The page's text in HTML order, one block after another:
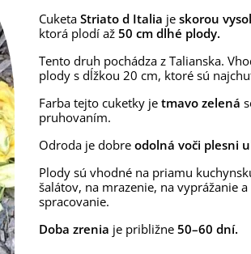
Cuketa Striato d Italia je skorou
ktorá plodí až 50 cm dlhé plody.
Tento druh pochádza z Talianska.
plody s dĺžkou 20 cm, ktoré sú
Farba tejto cuketky je tmavo zelená
pruhovaním.
Odroda je dobre odolná voči plesni
Plody sú vhodné na priamu
šalátov, na mrazenie, na vyprážanie
spracovanie.
Doba zrenia je približne 50–60 dní.